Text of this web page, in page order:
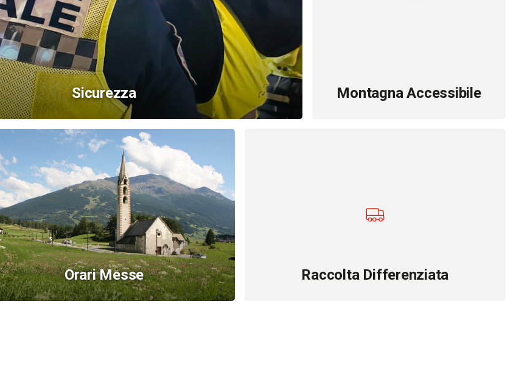
Sicurezza Montagna Accessibile
Orari Messe Raccolta Differenziata